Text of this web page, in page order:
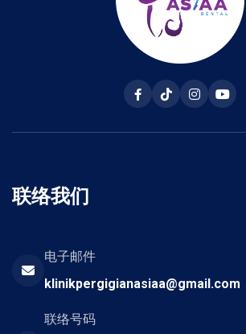
联络我们
电子邮件
klinikpergigianasiaa@gmail.com
联络号码